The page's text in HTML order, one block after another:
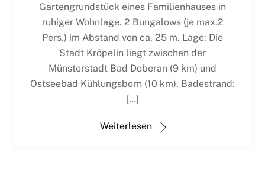
Gartengrundstück eines Familienhauses in
ruhiger Wohnlage. 2 Bungalows (je max.2
Pers.) im Abstand von ca. 25 m. Lage: Die
Stadt Kröpelin liegt zwischen der
Münsterstadt Bad Doberan (9 km) und
Ostseebad Kühlungsborn (10 km). Badestrand:
[…]
Weiterlesen